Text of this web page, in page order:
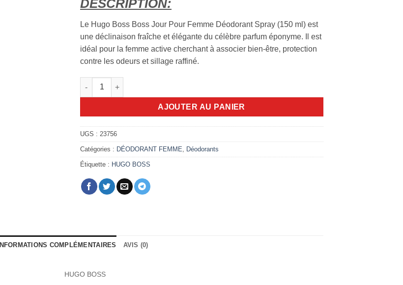
DESCRIPTION:
Le Hugo Boss Boss Jour Pour Femme Déodorant Spray (150 ml) est
une déclinaison fraîche et élégante du célèbre parfum éponyme. Il est
idéal pour la femme active cherchant à associer bien-être, protection
contre les odeurs et sillage raffiné.
quantité de Deodorant Boss Jour pour femme 150ml
AJOUTER AU PANIER
UGS : 23756
Catégories : DÉODORANT FEMME, Déodorants
Étiquette : HUGO BOSS
INFORMATIONS COMPLÉMENTAIRES AVIS (0)
HUGO BOSS